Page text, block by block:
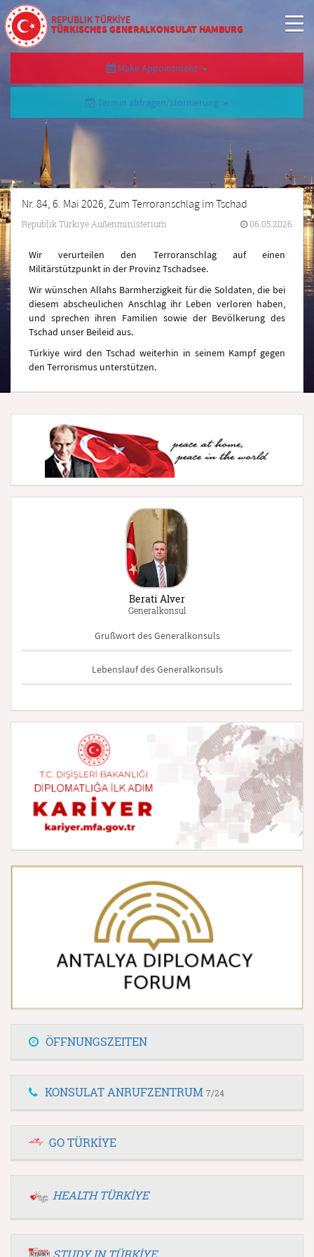
REPUBLIK TÜRKİYE
TÜRKISCHES GENERALKONSULAT HAMBURG
Make Appointment
Termin abfragen/stornierung
Nr. 84, 6. Mai 2026, Zum Terroranschlag im Tschad
Republik Türkiye Außenministerium 06.05.2026
Wir verurteilen den Terroranschlag auf einen
Militärstützpunkt in der Provinz Tschadsee.
Wir wünschen Allahs Barmherzigkeit für die Soldaten, die bei
diesem abscheulichen Anschlag ihr Leben verloren haben,
und sprechen ihren Familien sowie der Bevölkerung des
Tschad unser Beileid aus.
Türkiye wird den Tschad weiterhin in seinem Kampf gegen
den Terrorismus unterstützen.
Berati Alver
Generalkonsul
Grußwort des Generalkonsuls
Lebenslauf des Generalkonsuls
ÖFFNUNGSZEITEN
KONSULAT ANRUFZENTRUM 7/24
GO TÜRKİYE
HEALTH TÜRKİYE
STUDY IN TÜRKİYE